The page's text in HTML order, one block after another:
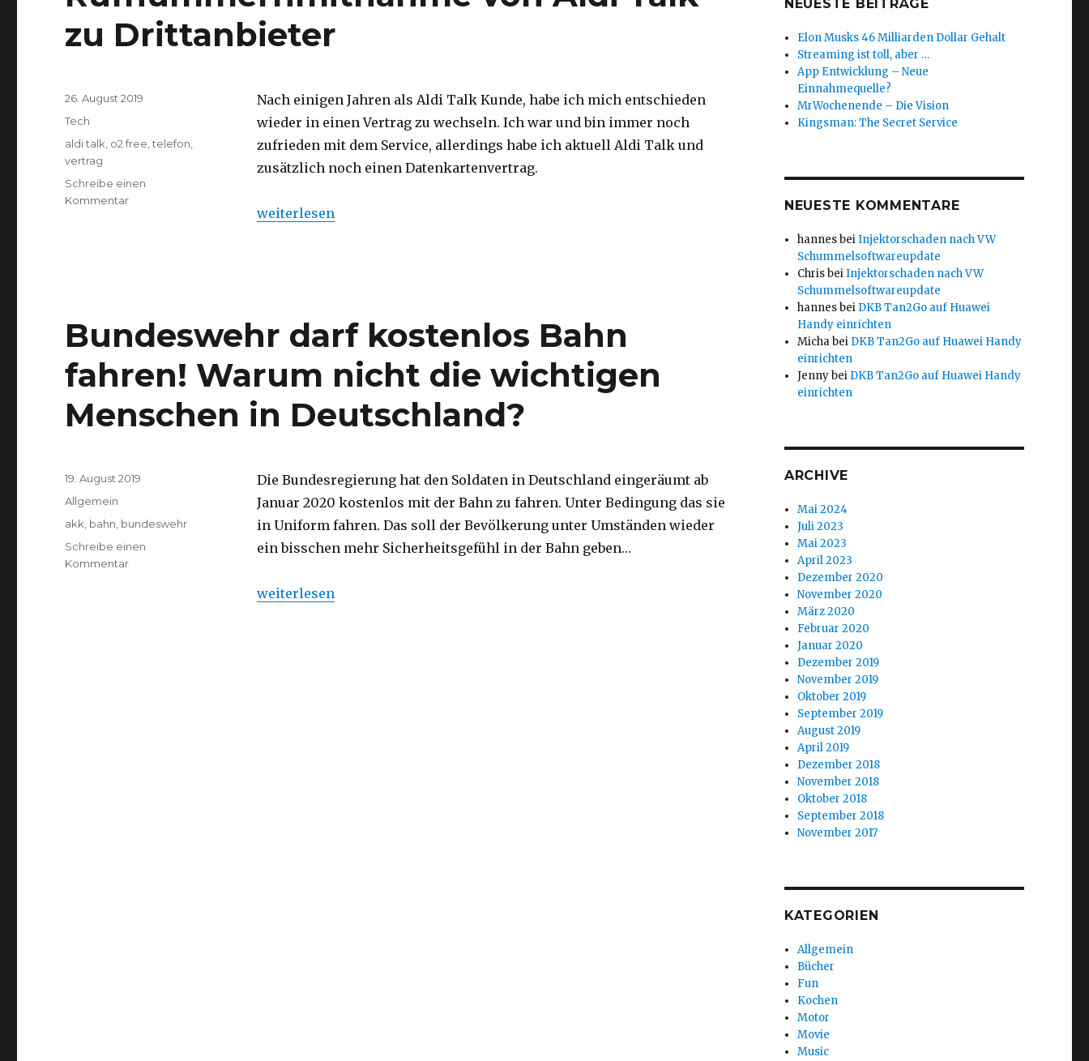
zu Drittanbieter
Nach einigen Jahren als Aldi Talk Kunde, habe ich mich entschieden
wieder in einen Vertrag zu wechseln. Ich war und bin immer noch
zufrieden mit dem Service, allerdings habe ich aktuell Aldi Talk und
zusätzlich noch einen Datenkartenvertrag.
„Rufnummernmitnahme von Aldi Talk zu Drittanbieter“
weiterlesen
Veröffentlicht
am
26. August 2019
Kategorien
Tech
Schlagwörter
aldi talk o2 free ,telefon
vertrag
Schreibe einen
Kommentar
Bundeswehr darf kostenlos Bahn
fahren! Warum nicht die wichtigen
Menschen in Deutschland?
Die Bundesregierung hat den Soldaten in Deutschland eingeräumt ab
Januar 2020 kostenlos mit der Bahn zu fahren. Unter Bedingung das sie
in Uniform fahren. Das soll der Bevölkerung unter Umständen wieder
ein bisschen mehr Sicherheitsgefühl in der Bahn geben…
„Bundeswehr darf kostenlos Bahn fahren! Warum nicht die wichtigen Menschen in Deutschland?“
weiterlesen
Veröffentlicht
am
19. August 2019
Kategorien
Allgemein
Schlagwörter
akk bahn bundeswehr
Schreibe einen
Kommentar
NEUESTE BEITRÄGE
Elon Musks 46 Milliarden Dollar Gehalt
Streaming ist toll, aber …
App Entwicklung – Neue
Einnahmequelle?
MrWochenende – Die Vision
Kingsman: The Secret Service
NEUESTE KOMMENTARE
hannesbeiInjektorschaden nach VW
Schummelsoftwareupdate
ChrisbeiInjektorschaden nach VW
Schummelsoftwareupdate
hannesbei DKB Tan2Go auf Huawei
Handy einrichten
Michabei DKB Tan2Go auf Huawei Handy
einrichten
Jennybei DKB Tan2Go auf Huawei Handy
einrichten
ARCHIVE
Mai 2024
Juli 2023
Mai 2023
April 2023
Dezember 2020
November 2020
März 2020
Februar 2020
Januar 2020
Dezember 2019
November 2019
Oktober 2019
September 2019
August 2019
April 2019
Dezember 2018
November 2018
Oktober 2018
September 2018
November 2017
KATEGORIEN
Allgemein
Bücher
Fun
Kochen
Motor
Movie
Music